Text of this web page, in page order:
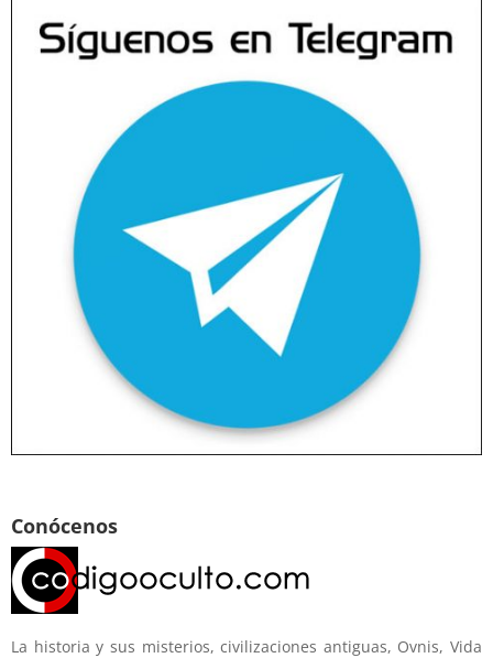
Conócenos
La historia y sus misterios, civilizaciones antiguas, Ovnis, Vida